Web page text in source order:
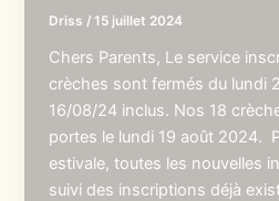
Driss /15 juillet 2024
Chers Parents, Le service
crèches sont fermés du lundi
16/08/24 inclus. Nos 18
portes le lundi 19 août 2024.
estivale, toutes les nouvelles
suivi des inscriptions déjà